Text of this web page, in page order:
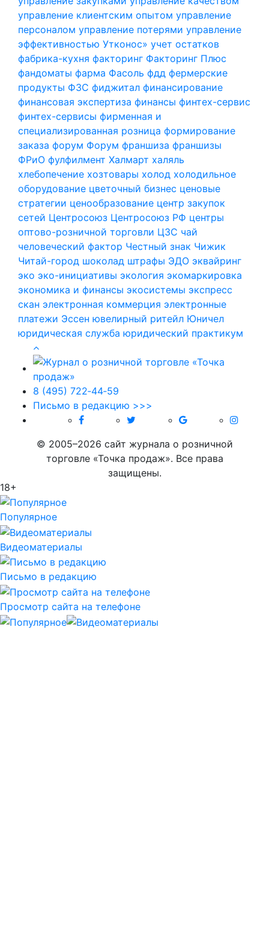
управление клиентским опытом управление
персоналом управление потерями управление
эффективностью Утконос» учет остатков
фабрика-кухня факторинг Факторинг Плюс
фандоматы фарма Фасоль фдд фермерские
продукты ФЗС фиджитал финансирование
финансовая экспертиза финансы финтех-сервис
финтех-сервисы фирменная и
специализированная розница формирование
заказа форум Форум франшиза франшизы
ФРиО фулфилмент Халмарт халяль
хлебопечение хозтовары холод холодильное
оборудование цветочный бизнес ценовые
стратегии ценообразование центр закупок
сетей Центросоюз Центросоюз РФ центры
оптово-розничной торговли ЦЗС чай
человеческий фактор Честный знак Чижик
Читай-город шоколад штрафы ЭДО эквайринг
эко эко-инициативы экология экомаркировка
экономика и финансы экосистемы экспресс
скан электронная коммерция электронные
платежи Эссен ювелирный ритейл Юничел
юридическая служба юридический практикум
8 (495) 722‑44‑59
Письмо в редакцию >>>
© 2005–2026 сайт журнала о розничной
торговле «Точка продаж». Все права
защищены.
18+
Популярное
Видеоматериалы
Письмо в редакцию
Просмотр сайта на телефоне